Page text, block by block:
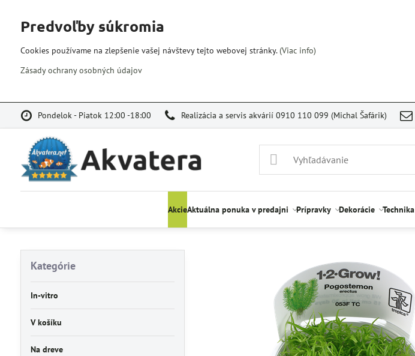
Pondelok - Piatok 12:00 -18:00 Realizácia a servis akvárií 0910 110 099 (Michal Šafárik)
AkcieAktuálna ponuka v predajni Prípravky Dekorácie Technika
Kategórie
In-vitro
V košíku
Na dreve
Predvoľby súkromia
Cookies používame na zlepšenie vašej návštevy tejto webovej stránky.(Viac info)
Zásady ochrany osobných údajov